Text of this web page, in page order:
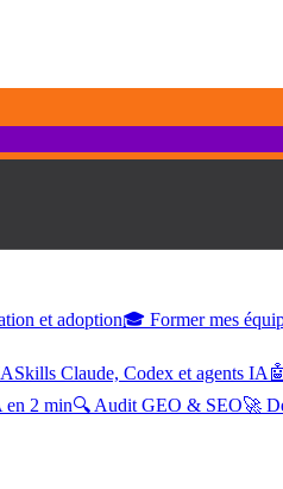
et adoption🎓 Former mes
Skills Claude, Codex et agents IA
en 2 min🔍 Audit GEO & SEO🚀